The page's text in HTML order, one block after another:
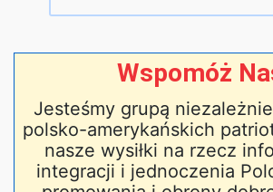
Wspomóż
Jesteśmy grupą
polsko-amerykańskich
nasze wysiłki na rzecz
integracji i jednoczenia